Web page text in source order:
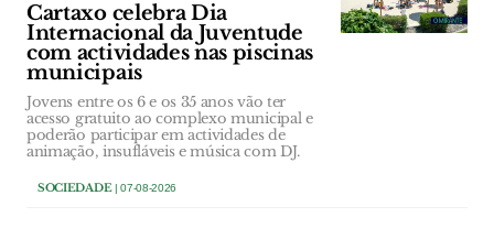
Cartaxo celebra Dia
Internacional da Juventude
com actividades nas piscinas
municipais
Jovens entre os 6 e os 35 anos vão ter
acesso gratuito ao complexo municipal e
poderão participar em actividades de
animação, insufláveis e música com DJ.
SOCIEDADE| 07-08-2026